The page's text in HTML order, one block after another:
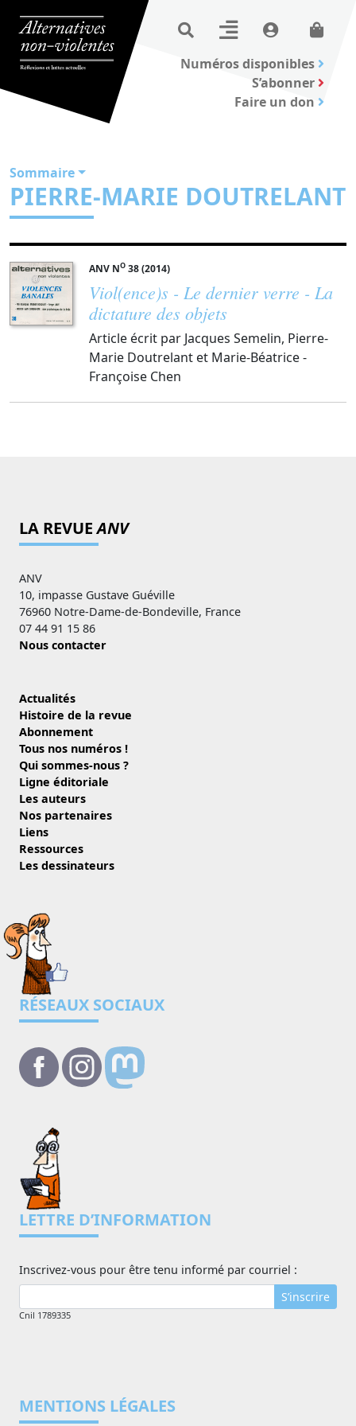
Numéros disponibles
S’abonner
Faire un don
Sommaire
PIERRE-MARIE DOUTRELANT
ANV NO 38 (2014)
Viol(ence)s - Le dernier verre - La
dictature des objets
Article écrit par Jacques Semelin, Pierre-
Marie Doutrelant et Marie-Béatrice -
Françoise Chen
LA REVUEANV
ANV
10, impasse Gustave Guéville
76960 Notre-Dame-de-Bondeville, France
07 44 91 15 86
Nous contacter
Actualités
Histoire de la revue
Abonnement
Tous nos numéros !
Qui sommes-nous ?
Ligne éditoriale
Les auteurs
Nos partenaires
Liens
Ressources
Les dessinateurs
RÉSEAUX SOCIAUX
LETTRE D’INFORMATION
Inscrivez-vous pour être tenu informé par courriel :
S’inscrire
Cnil 1789335
MENTIONS LÉGALES